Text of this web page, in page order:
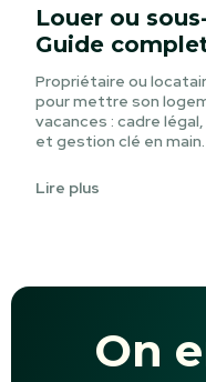
Louer ou
Guide
Propriétaire ou
pour mettre son
vacances : cadre
et gestion clé en main.
Lire plus
On